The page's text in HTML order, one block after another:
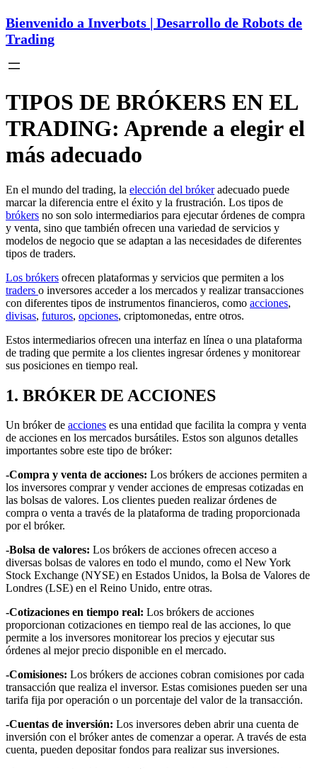
Bienvenido a Inverbots | Desarrollo de Robots de
Trading
TIPOS DE BRÓKERS EN EL
TRADING: Aprende a elegir el
más adecuado
En el mundo del trading, la elección del brókeradecuado puede
marcar la diferencia entre el éxito y la frustración. Los tipos de
brókers no son solo intermediarios para ejecutar órdenes de compra
y venta, sino que también ofrecen una variedad de servicios y
modelos de negocio que se adaptan a las necesidades de diferentes
tipos de traders.
Los brókers ofrecen plataformas y servicios que permiten a los
traders o inversores acceder a los mercados y realizar transacciones
con diferentes tipos de instrumentos financieros, como acciones,
divisas, futuros, opciones, criptomonedas, entre otros.
Estos intermediarios ofrecen una interfaz en línea o una plataforma
de trading que permite a los clientes ingresar órdenes y monitorear
sus posiciones en tiempo real.
1. BRÓKER DE ACCIONES
Un bróker de acciones es una entidad que facilita la compra y venta
de acciones en los mercados bursátiles. Estos son algunos detalles
importantes sobre este tipo de bróker:
-Compra y venta de acciones: Los brókers de acciones permiten a
los inversores comprar y vender acciones de empresas cotizadas en
las bolsas de valores. Los clientes pueden realizar órdenes de
compra o venta a través de la plataforma de trading proporcionada
por el bróker.
-Bolsa de valores: Los brókers de acciones ofrecen acceso a
diversas bolsas de valores en todo el mundo, como el New York
Stock Exchange (NYSE) en Estados Unidos, la Bolsa de Valores de
Londres (LSE) en el Reino Unido, entre otras.
-Cotizaciones en tiempo real: Los brókers de acciones
proporcionan cotizaciones en tiempo real de las acciones, lo que
permite a los inversores monitorear los precios y ejecutar sus
órdenes al mejor precio disponible en el mercado.
-Comisiones: Los brókers de acciones cobran comisiones por cada
transacción que realiza el inversor. Estas comisiones pueden ser una
tarifa fija por operación o un porcentaje del valor de la transacción.
-Cuentas de inversión: Los inversores deben abrir una cuenta de
inversión con el bróker antes de comenzar a operar. A través de esta
cuenta, pueden depositar fondos para realizar sus inversiones.